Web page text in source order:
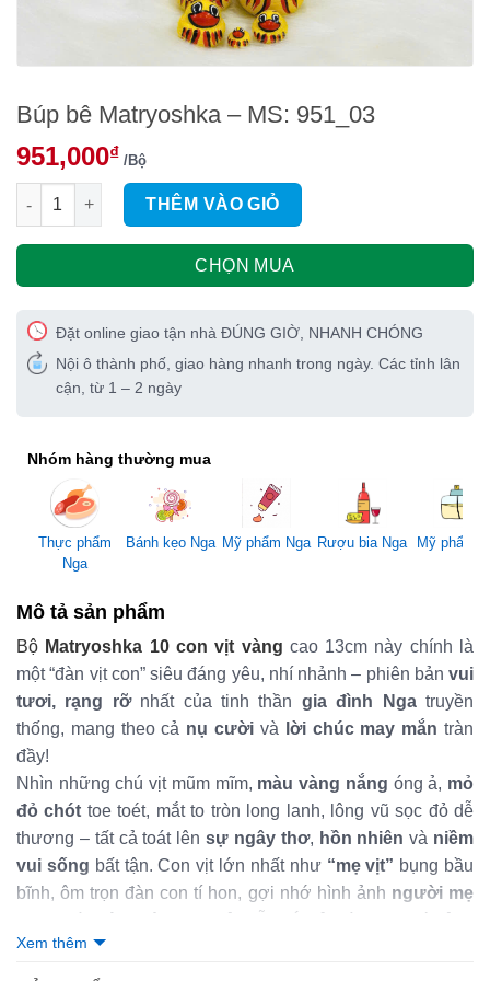
Búp bê Matryoshka – MS: 951_03
951,000₫ /Bộ
Búp bê Matryoshka - MS: 951_03 số lượng
THÊM VÀO GIỎ
CHỌN MUA
Đặt online giao tận nhà ĐÚNG GIỜ, NHANH CHÓNG
Nội ô thành phố, giao hàng nhanh trong ngày. Các tỉnh lân
cận, từ 1 – 2 ngày
Nhóm hàng thường mua
Thực phẩm
Nga
Bánh kẹo Nga Mỹ phẩm Nga Rượu bia Nga Mỹ phẩm
Mô tả sản phẩm
Bộ Matryoshka 10 con vịt vàng cao 13cm này chính là
một “đàn vịt con” siêu đáng yêu, nhí nhảnh – phiên bản vui
tươi, rạng rỡnhất của tinh thần gia đình Ngatruyền
thống, mang theo cả nụ cười và lời chúc may mắn tràn
đầy!
Nhìn những chú vịt mũm mĩm, màu vàng nắng óng ả, mỏ
đỏ chót toe toét, mắt to tròn long lanh, lông vũ sọc đỏ dễ
thương – tất cả toát lên sự ngây thơ, hồn nhiên và niềm
vui sống bất tận. Con vịt lớn nhất như “mẹ vịt” bụng bầu
bĩnh, ôm trọn đàn con tí hon, gợi nhớ hình ảnh người mẹ
qua mọi vui buồn.
Ý nghĩa sâu sắc vẫn nằm ở
Xem thêm